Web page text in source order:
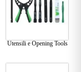
Utensili e Opening Tools